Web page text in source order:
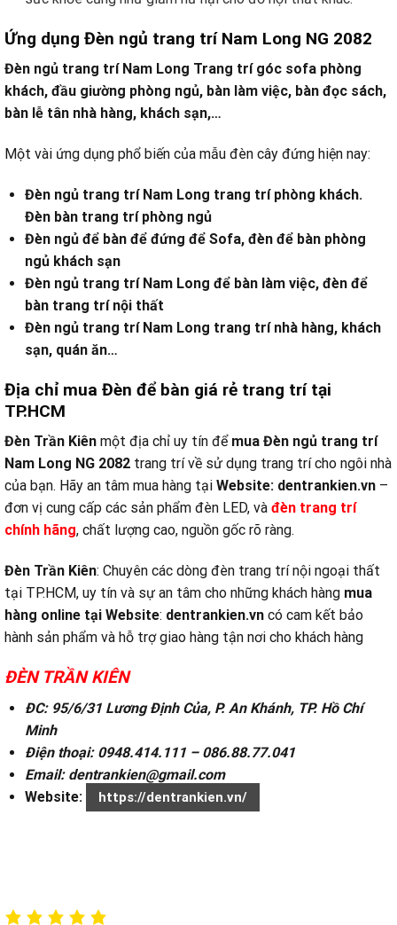
Ứng dụng Đèn ngủ trang trí Nam Long NG 2082
Đèn ngủ trang trí Nam Long Trang trí góc sofa phòng
khách, đầu giường phòng ngủ, bàn làm việc, bàn đọc sách,
bàn lễ tân nhà hàng, khách sạn,…
Một vài ứng dụng phổ biến của mẫu đèn cây đứng hiện nay:
Đèn ngủ trang trí Nam Long trang trí phòng khách.
Đèn bàn trang trí phòng ngủ
Đèn ngủ để bàn để đứng để Sofa, đèn để bàn phòng
ngủ khách sạn
Đèn ngủ trang trí Nam Long để bàn làm việc, đèn để
bàn trang trí nội thất
Đèn ngủ trang trí Nam Long trang trí nhà hàng, khách
sạn, quán ăn…
Địa chỉ mua Đèn để bàn giá rẻ trang trí tại
TP.HCM
Đèn Trần Kiên một địa chỉ uy tín để mua Đèn ngủ trang trí
Nam Long NG 2082 trang trí về sử dụng trang trí cho ngôi nhà
của bạn. Hãy an tâm mua hàng tại Website: dentrankien.vn –
đơn vị cung cấp các sản phẩm đèn LED, và đèn trang trí
chính hãng, chất lượng cao, nguồn gốc rõ ràng.
Đèn Trần Kiên: Chuyên các dòng đèn trang trí nội ngoại thất
tại TP.HCM, uy tín và sự an tâm cho những khách hàng mua
hàng online tại Website: dentrankien.vn có cam kết bảo
hành sản phẩm và hỗ trợ giao hàng tận nơi cho khách hàng
ĐÈN TRẦN KIÊN
ĐC: 95/6/31 Lương Định Của, P. An Khánh, TP. Hồ Chí
Minh
Điện thoại: 0948.414.111 – 086.88.77.041
Email: dentrankien@gmail.com
Website:
https://dentrankien.vn/